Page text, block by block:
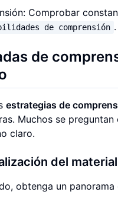
Comprobar
de comprensión .
de
estrategias de
Muchos se
claro.
del
obtenga un panorama